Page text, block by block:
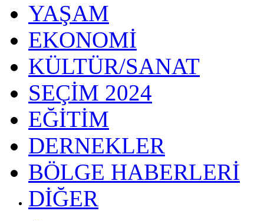
YAŞAM
EKONOMİ
KÜLTÜR/SANAT
SEÇİM 2024
EĞİTİM
DERNEKLER
BÖLGE HABERLERİ
DİĞER